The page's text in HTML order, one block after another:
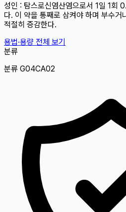
성인 : 탐스로신염산염으로서 1일 1회
다. 이 약을 통째로 삼켜야 하며 부수거
적절히 증감한다.
용법·용량 전체 보기
분류
분류 G04CA02